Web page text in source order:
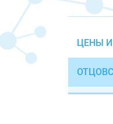
ЦЕНЫ